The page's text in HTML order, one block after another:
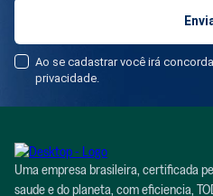
Ao se cadastrar você irá
privacidade.
Uma empresa brasileira, certificada
saude e do planeta, com eficiencia,